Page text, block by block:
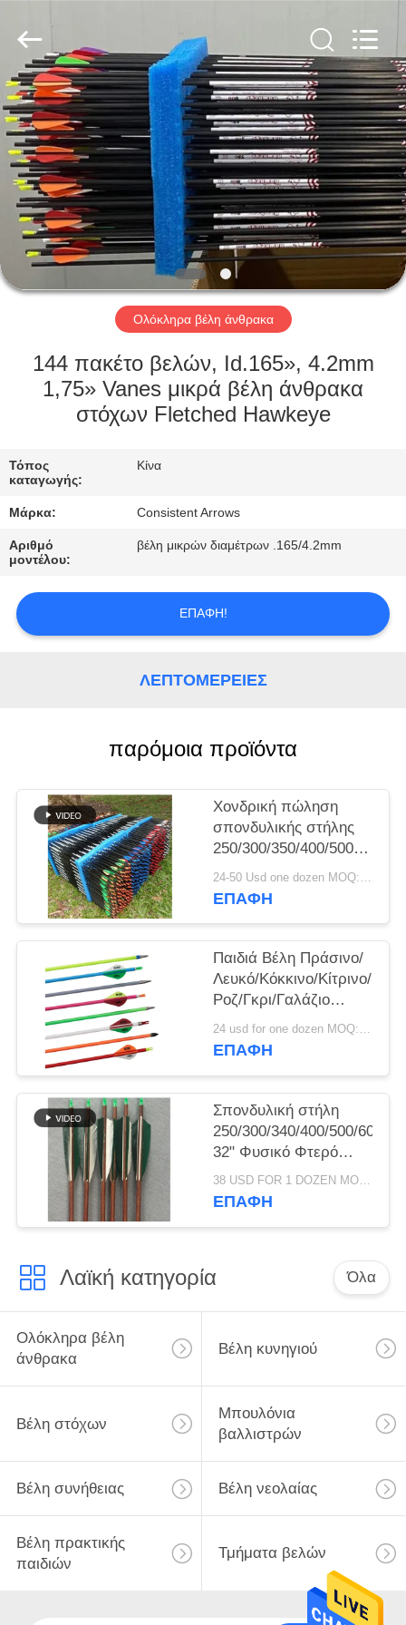
ΣΠΊΤΙ
ΠΡΟΪΌΝΤΑ
ΠΕΡΊΠΟΥ
ΕΜΕΊΣ
ΓΎΡΟΣ
ΕΡΓΟΣΤΑΣΊΩΝ
ΠΟΙΟΤΙΚΌΣ
ΈΛΕΓΧΟΣ
ΜΑΣ
ΕΛΆΤΕ
ΕΠΑΦΉ
ΜΕ
ΖΗΤΉΣΤΕ
SITEMAP
ΠΟΛΙΤΙΚΉ
ΑΠΟΡΡΉΤΟΥ
Rights
Reserved.
Ολόκληρα βέλη άνθρακα
144 πακέτο βελών, Id.165», 4.2mm
1,75» Vanes μικρά βέλη άνθρακα
στόχων Fletched Hawkeye
Τόπος
καταγωγής:
Κίνα
Μάρκα: Consistent Arrows
Αριθμό
μοντέλου:
βέλη μικρών διαμέτρων .165/4.2mm
ΕΠΑΦΉ!
ΛΕΠΤΟΜΈΡΕΙΕΣ
παρόμοια προϊόντα
Χονδρική πώληση
σπονδυλικής στήλης
250/300/350/400/500/600/
Καρβονιοκυνηγία και
στόχευση
24-50 Usd one dozen MOQ:Δέκα δωδεκάδες.
ΕΠΑΦΉ
Παιδιά Βέλη Πράσινο/
Λευκό/Κόκκινο/Κίτρινο/
Ροζ/Γκρι/Γαλάζιο
Χρώμα Ζωγραφική
σπονδυλική στήλη
24 usd for one dozen MOQ:2 δωδεκάδες
ΕΠΑΦΉ
Σπονδυλική στήλη
250/300/340/400/500/600/
32" Φυσικό Φτερό
Πλέκωμα
Παραδοσιακά ξύλινα
38 USD FOR 1 DOZEN MOQ:12pcs, μια δωδεκάδα
ΕΠΑΦΉ
Λαϊκή κατηγορία Όλα
Ολόκληρα βέλη
άνθρακα
Βέλη κυνηγιού
Βέλη στόχων
Μπουλόνια
βαλλιστρών
Βέλη συνήθειας Βέλη νεολαίας
Βέλη πρακτικής
παιδιών
Τμήματα βελών